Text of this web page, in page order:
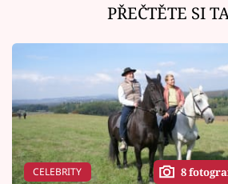
PŘEČTĚTE SI
CELEBRITY 8